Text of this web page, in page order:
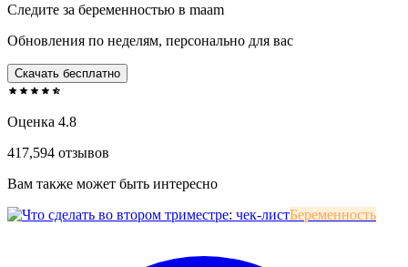
Следите за беременностью в maam
Обновления по неделям, персонально для вас
Скачать бесплатно
Оценка 4.8
417,594 отзывов
Вам также может быть интересно
Беременность